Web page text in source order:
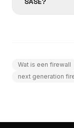
Wat is een firewall
next generation